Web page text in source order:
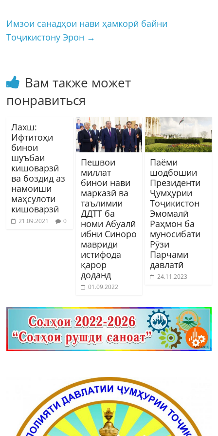
Имзои санадҳои нави ҳамкорӣ байни
Тоҷикистону Эрон →
Вам также может
понравиться
Лахш:
Ифтитоҳи
бинои
шуъбаи
кишоварзӣ
ва боздид аз
намоиши
маҳсулоти
кишоварзӣ
21.09.2021 0
Пешвои
миллат
бинои нави
марказӣ ва
таълимии
ДДТТ ба
номи Абуалӣ
ибни Синоро
мавриди
истифода
қарор
доданд
01.09.2022
Паёми
шодбошии
Президенти
Ҷумҳурии
Тоҷикистон
Эмомалӣ
Раҳмон ба
муносибати
Рӯзи
Парчами
давлатӣ
24.11.2023